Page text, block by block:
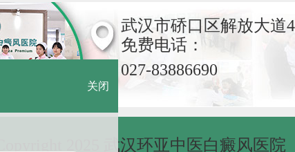
武汉市硚口区解放大道
免费电话：
027-83886690
Copyright 2025 武汉环亚中医白癜风医院
关闭